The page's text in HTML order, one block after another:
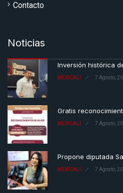
Contacto
Noticias
Inversión histórica
MEXICALI 7 Agosto,
Gratis
MEXICALI 7 Agosto,
Propone diputada
MEXICALI 7 Agosto,